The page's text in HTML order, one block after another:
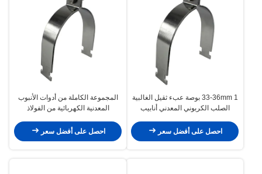
33-36mm 1 بوصة عبء ثقيل الغالبية
الصلب الكربوني المعدني أنابيب
احصل على أفضل سعر
المجموعة الكاملة من أدوات الأنبوب
المعدنية الكهربائية من الفولاذ
احصل على أفضل سعر